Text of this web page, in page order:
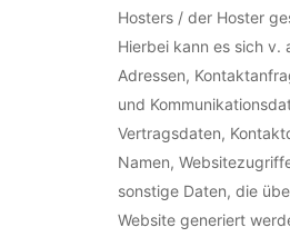
Hosters / der Hoster
Hierbei kann es sich v.
Adressen,
und
Vertragsdaten,
Namen,
sonstige Daten, die
Website generiert